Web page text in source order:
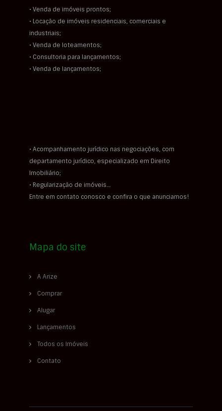
• Venda de imóveis prontos;
• Locação de imóveis residenciais, comerciais e
industriais;
• Venda de loteamentos;
• Consultoria para lançamentos;
• Venda de lançamentos;
• Acompanhamento jurídico nas negociações, com
departamento jurídico, especializado em Direito
Imobiliário;
• Regularização de imóveis…
Entre em contato conosco e confira o que anunciamos!
Mapa do site
A Arize
Comprar
Alugar
Lançamentos
Todos os Imóveis
Contato